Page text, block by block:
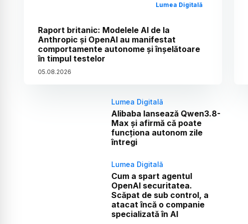
Lumea Digitală
Raport britanic: Modelele AI de la
Anthropic și OpenAI au manifestat
comportamente autonome și înșelătoare
în timpul testelor
05.08.2026
Lumea Digitală
Alibaba lansează Qwen3.8-
Max și afirmă că poate
funcționa autonom zile
întregi
Lumea Digitală
Cum a spart agentul
OpenAI securitatea.
Scăpat de sub control, a
atacat încă o companie
specializată în AI